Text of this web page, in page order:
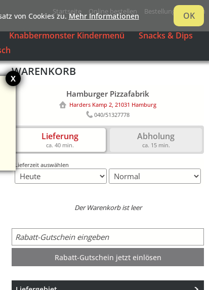
X
Startseite Online bestellen Bestellung verfolgen
Knabbermonster Kindermenü
Snacks & Dips
WARENKORB
Hamburger Pizzafabrik
Harders Kamp 2, 21031 Hamburg
040/51327778
Lieferung
ca. 40 min.
Abholung
ca. 15 min.
Lieferzeit auswählen
Der Warenkorb ist leer
Rabatt-Gutschein jetzt einlösen
von Cookies zu.Mehr Informationen OK